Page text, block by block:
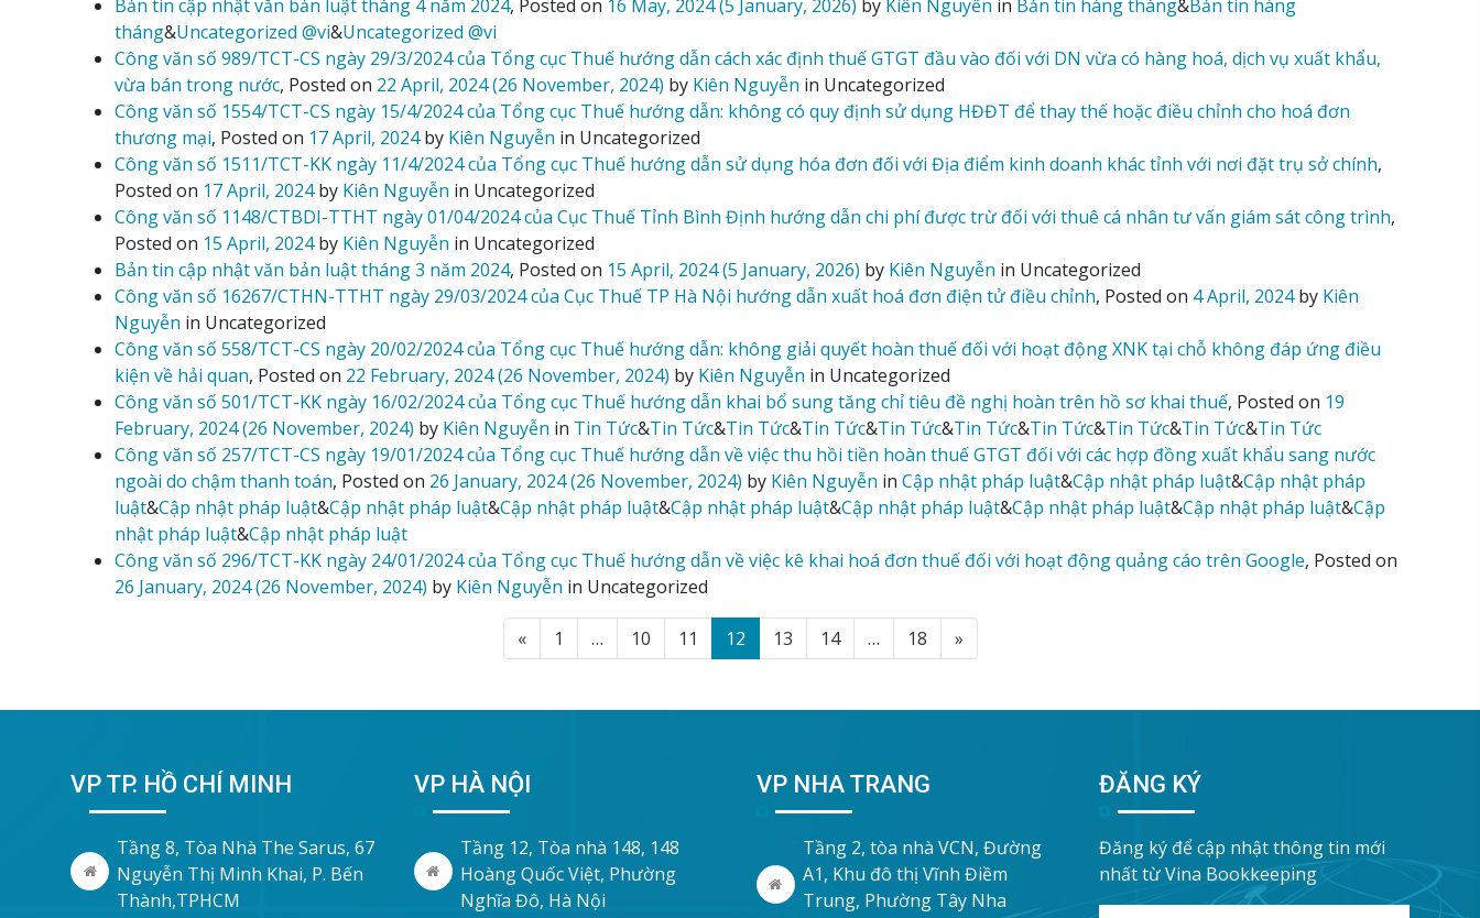
Bản tin cập nhật văn bản luật tháng 4 năm 2024, Posted on 16 May, 2024(5 January, 2026) by Kiên Nguyễn in Bản tin hàng tháng&Bản tin hàng
tháng&Uncategorized @vi&Uncategorized @vi
Công văn số 989/TCT-CS ngày 29/3/2024 của Tổng cục Thuế hướng dẫn cách xác định thuế GTGT đầu vào đối với DN vừa có hàng hoá, dịch vụ xuất khẩu,
vừa bán trong nước, Posted on 22 April, 2024(26 November, 2024) by Kiên Nguyễn in Uncategorized
Công văn số 1554/TCT-CS ngày 15/4/2024 của Tổng cục Thuế hướng dẫn: không có quy định sử dụng HĐĐT để thay thế hoặc điều chỉnh cho hoá đơn
thương mại, Posted on 17 April, 2024by Kiên Nguyễn in Uncategorized
Công văn số 1511/TCT-KK ngày 11/4/2024 của Tổng cục Thuế hướng dẫn sử dụng hóa đơn đối với Địa điểm kinh doanh khác tỉnh với nơi đặt trụ sở chính,
Posted on 17 April, 2024by Kiên Nguyễn in Uncategorized
Công văn số 1148/CTBDI-TTHT ngày 01/04/2024 của Cục Thuế Tỉnh Bình Định hướng dẫn chi phí được trừ đối với thuê cá nhân tư vấn giám sát công trình,
Posted on 15 April, 2024by Kiên Nguyễn in Uncategorized
Bản tin cập nhật văn bản luật tháng 3 năm 2024, Posted on 15 April, 2024(5 January, 2026) by Kiên Nguyễn in Uncategorized
Công văn số 16267/CTHN-TTHT ngày 29/03/2024 của Cục Thuế TP Hà Nội hướng dẫn xuất hoá đơn điện tử điều chỉnh, Posted on 4 April, 2024by Kiên
Nguyễn in Uncategorized
Công văn số 558/TCT-CS ngày 20/02/2024 của Tổng cục Thuế hướng dẫn: không giải quyết hoàn thuế đối với hoạt động XNK tại chỗ không đáp ứng điều
kiện về hải quan, Posted on 22 February, 2024(26 November, 2024) by Kiên Nguyễn in Uncategorized
Công văn số 501/TCT-KK ngày 16/02/2024 của Tổng cục Thuế hướng dẫn khai bổ sung tăng chỉ tiêu đề nghị hoàn trên hồ sơ khai thuế, Posted on 19
February, 2024(26 November, 2024) by Kiên Nguyễn in Tin Tức&Tin Tức&Tin Tức&Tin Tức&Tin Tức&Tin Tức&Tin Tức&Tin Tức&Tin Tức&Tin Tức
Công văn số 257/TCT-CS ngày 19/01/2024 của Tổng cục Thuế hướng dẫn về việc thu hồi tiền hoàn thuế GTGT đối với các hợp đồng xuất khẩu sang nước
ngoài do chậm thanh toán, Posted on 26 January, 2024(26 November, 2024) by Kiên Nguyễn inCập nhật pháp luật&Cập nhật pháp luật&Cập nhật pháp
luật&Cập nhật pháp luật&Cập nhật pháp luật&Cập nhật pháp luật&Cập nhật pháp luật&Cập nhật pháp luật&Cập nhật pháp luật&Cập nhật pháp luật&Cập
nhật pháp luật&Cập nhật pháp luật
Công văn số 296/TCT-KK ngày 24/01/2024 của Tổng cục Thuế hướng dẫn về việc kê khai hoá đơn thuế đối với hoạt động quảng cáo trên Google, Posted on
26 January, 2024(26 November, 2024) by Kiên Nguyễn in Uncategorized
« 1 … 10 11 12 13 14 … 18 »
VP TP. HỒ CHÍ MINH
Tầng 8, Tòa Nhà The Sarus, 67
Nguyễn Thị Minh Khai, P. Bến
Thành,TPHCM
VP HÀ NỘI
Tầng 12, Tòa nhà 148, 148
Hoàng Quốc Việt, Phường
Nghĩa Đô, Hà Nội
VP NHA TRANG
Tầng 2, tòa nhà VCN, Đường
A1, Khu đô thị Vĩnh Điềm
Trung, Phường Tây Nha
ĐĂNG KÝ
Đăng ký để cập nhật thông tin mới
nhất từ Vina Bookkeeping